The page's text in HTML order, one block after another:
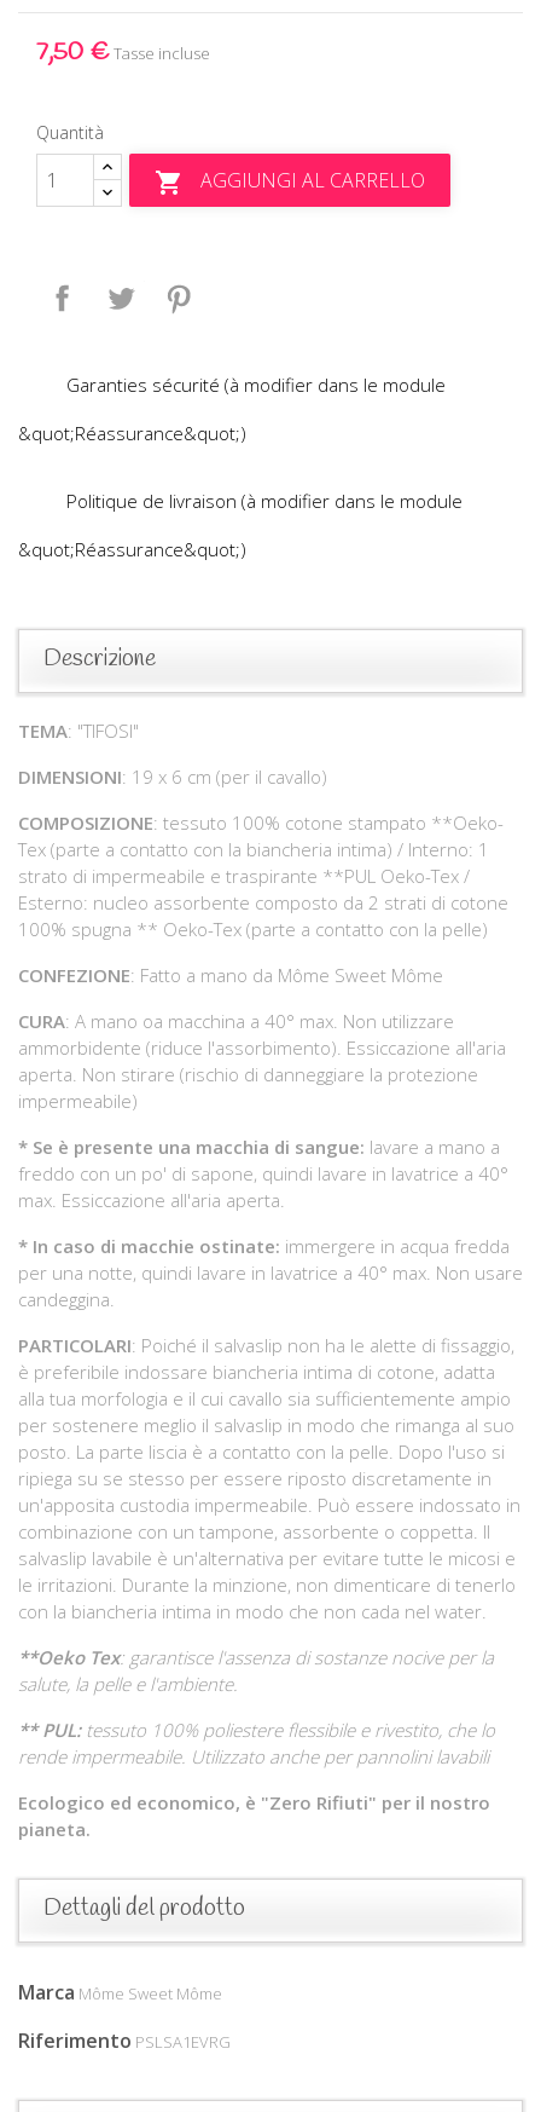
7,50 €Tasse incluse
Quantità
 AGGIUNGI AL CARRELLO
Condividi Twitta
Garanties sécurité (à modifier dans le module
&quot;Réassurance&quot;)
Politique de livraison (à modifier dans le module
&quot;Réassurance&quot;)
Descrizione
TEMA: "TIFOSI"
DIMENSIONI: 19 x 6 cm (per il cavallo)
COMPOSIZIONE: tessuto 100% cotone stampato **Oeko-
Tex (parte a contatto con la biancheria intima) / Interno: 1
strato di impermeabile e traspirante **PUL Oeko-Tex /
Esterno: nucleo assorbente composto da 2 strati di cotone
100% spugna ** Oeko-Tex (parte a contatto con la pelle)
CONFEZIONE: Fatto a mano da Môme Sweet Môme
CURA: A mano oa macchina a 40° max. Non utilizzare
ammorbidente (riduce l'assorbimento). Essiccazione all'aria
aperta. Non stirare (rischio di danneggiare la protezione
impermeabile)
* Se è presente una macchia di sangue: lavare a mano a
freddo con un po' di sapone, quindi lavare in lavatrice a 40°
max. Essiccazione all'aria aperta.
* In caso di macchie ostinate: immergere in acqua fredda
per una notte, quindi lavare in lavatrice a 40° max. Non usare
candeggina.
PARTICOLARI: Poiché il salvaslip non ha le alette di fissaggio,
è preferibile indossare biancheria intima di cotone, adatta
alla tua morfologia e il cui cavallo sia sufficientemente ampio
per sostenere meglio il salvaslip in modo che rimanga al suo
posto. La parte liscia è a contatto con la pelle. Dopo l'uso si
ripiega su se stesso per essere riposto discretamente in
un'apposita custodia impermeabile. Può essere indossato in
combinazione con un tampone, assorbente o coppetta. Il
salvaslip lavabile è un'alternativa per evitare tutte le micosi e
le irritazioni. Durante la minzione, non dimenticare di tenerlo
con la biancheria intima in modo che non cada nel water.
**Oeko Tex: garantisce l'assenza di sostanze nocive per la
salute, la pelle e l'ambiente.
** PUL:tessuto 100% poliestere flessibile e rivestito, che lo
rende impermeabile. Utilizzato anche per pannolini lavabili
Ecologico ed economico, è "Zero Rifiuti" per il nostro
pianeta.
Dettagli del prodotto
Marca Môme Sweet Môme
Riferimento PSLSA1EVRG